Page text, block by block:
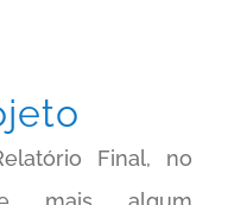
Final, no